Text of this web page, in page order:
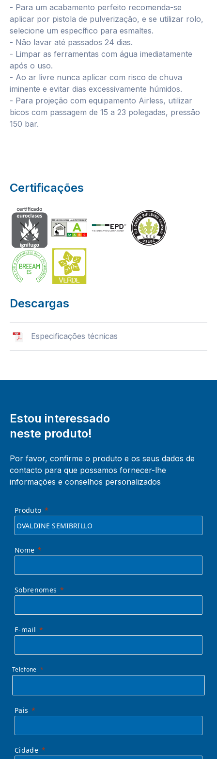
- Para um acabamento perfeito recomenda-se
aplicar por pistola de pulverização, e se utilizar rolo,
selecione um específico para esmaltes.
- Não lavar até passados 24 dias.
- Limpar as ferramentas com água imediatamente
após o uso.
- Ao ar livre nunca aplicar com risco de chuva
iminente e evitar dias excessivamente húmidos.
- Para projeção com equipamento Airless, utilizar
bicos com passagem de 15 a 23 polegadas, pressão
150 bar.
Certificações
Descargas
Especificações técnicas
Estou interessado
neste produto!
Por favor, confirme o produto e os seus dados de
contacto para que possamos fornecer-lhe
informações e conselhos personalizados
Produto
Nome
Sobrenomes
E-mail
Telefone
Pais
Cidade